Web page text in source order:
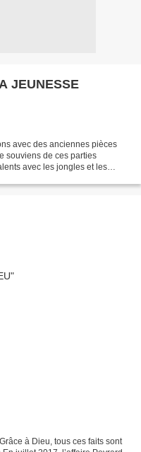
JEUNESSE
avec des anciennes pièces
souviens de ces parties
avec les jongles et les
à Dieu, tous ces faits sont